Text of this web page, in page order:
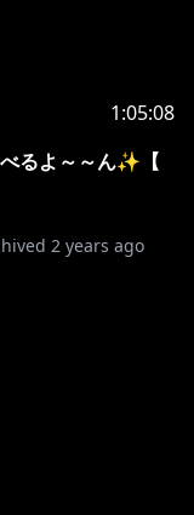
1:05:08
るよ～～ん✨【
2 years ago